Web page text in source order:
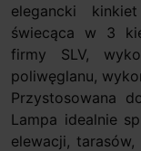
elegancki
świecąca w 3
firmy SLV,
poliwęglanu,
Przystosowana
Lampa idealnie
elewacji,